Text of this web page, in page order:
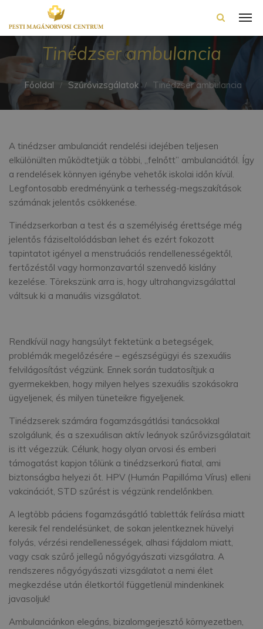
Tinédzser ambulancia
Főoldal Szűrővizsgálatok Tinédzser ambulancia
A tinédzser ambulanciát rendelési idejében teljesen
elkülönülten működtetjük a többi, „felnőtt” ambulanciától. Így
a rendelések könnyen igénybe vehetők iskolai időn kívül.
Legfontosabb eredményünk a terhesség-megszakítások
számának jelentős csökkenése.
Tinédzserkorban a test és a személyiség érettsége még
jelentős fáziseltolódásban lehet és ezért fokozott
tapintatot igényel a menstruációs rendellenességektől,
fertőzéstől vagy hormonzavartól szenvedő kislány
kezelése. Törekszünk arra is, hogy ultrahangvizsgálattal
váltsuk ki a manuális vizsgálatot.
Rendkívül nagy hangsúlyt fektetünk a betegségek,
problémák megelőzésére – egészségügyi és szexuális
felvilágosítást végzünk. Ennek során tudatosítjuk a
gyermekekben, hogy milyen helyes szexuális szokásokra
ügyeljenek, és milyen tüneteikre figyeljenek.
Tinédzserek számára fogamzásgátlási tanácsokkal
szolgálunk, és a szexuálisan aktív leányok szűrővizsgálatait
is itt végezzük. Célunk, hogy olyan orvosi és emberi
támogatást kapjon tőlünk a tinédzserkorú fiatal, ami
biztonságba helyezi őt. HPV (Humán Papillóma Vírus) elleni
vakcinációt, STD szűrést is végzünk rendelőnkben.
A legtöbb páciens fogamzásgátló tabletták felírása miatt
keresik fel rendelésünket, de sokan jelentkeznek hüvelyi
folyás, vérzési rendellenességek, alhasi fájdalom miatt,
vagy csak szűrő jellegű nőgyógyászati vizsgálatra. A
rendszeres nőgyógyászati vizsgálatot a nemi élet
megkezdése után életkortól függetlenül mindenkinek
javasoljuk!
Ambulanciánkon elegáns, bizalomgerjesztő környezetben,